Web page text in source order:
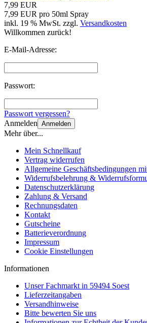
7,99 EUR
7,99 EUR pro 50ml Spray
inkl. 19 % MwSt. zzgl. Versandkosten
Willkommen zurück!
E-Mail-Adresse:
Passwort:
Passwort vergessen?
Anmelden Anmelden
Mehr über...
Mein Schnellkauf
Vertrag widerrufen
Allgemeine Geschäftsbedingungen
Widerrufsbelehrung &
Datenschutzerklärung
Zahlung & Versand
Rechnungsdaten
Kontakt
Gutscheine
Batterieverordnung
Impressum
Cookie Einstellungen
Informationen
Unser Fachmarkt in 59494 Soest
Lieferzeitangaben
Versandhinweise
Bitte bewerten Sie uns